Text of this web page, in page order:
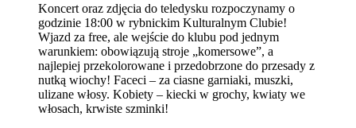
Koncert oraz zdjęcia do teledysku rozpoczynamy o
godzinie 18:00 w rybnickim Kulturalnym Clubie!
Wjazd za free, ale wejście do klubu pod jednym
warunkiem: obowiązują stroje „komersowe”, a
najlepiej przekolorowane i przedobrzone do przesady z
nutką wiochy! Faceci – za ciasne garniaki, muszki,
ulizane włosy. Kobiety – kiecki w grochy, kwiaty we
włosach, krwiste szminki!